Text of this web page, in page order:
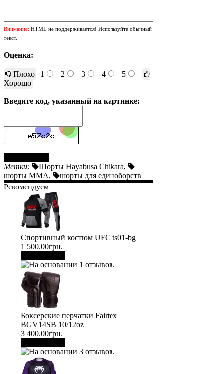
Внимание: HTML не поддерживается! Используйте обычный
текст.
Оценка:
Плохо 1 2 3 4
5
Хорошо
Введите код, указанный на картинке:
Метки:
Шорты Hayabusa Chikara,
шорты ММА,
шорты для единоборств
Рекомендуем
Спортивный костюм UFC ts01-bg
1 500.00грн.
Боксерские перчатки Fairtex
BGV14SB 10/12oz
3 400.00грн.